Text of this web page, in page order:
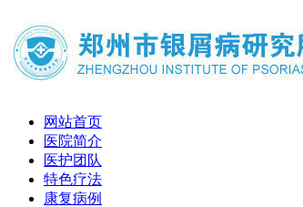
网站首页
医院简介
医护团队
特色疗法
康复病例